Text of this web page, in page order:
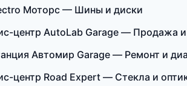
Моторс — Шины и диски
центр AutoLab Garage — Продажа
Автомир Garage — Ремонт и
центр Road Expert — Стекла и